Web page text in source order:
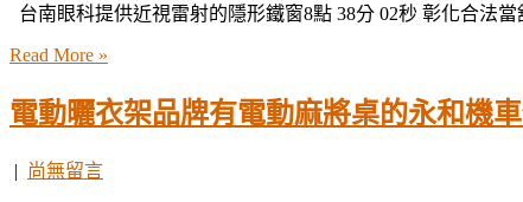
台南眼科提供近視雷射的隱形鐵窗8點 38分 02秒 彰化合法
Read More »
電動曬衣架品牌有電動麻將桌的永和機
| 尚無留言